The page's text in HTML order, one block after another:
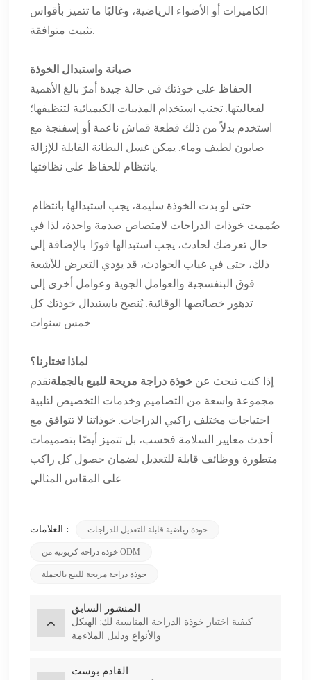
الكاميرات أو الأضواء الرياضية، وغالبًا ما تتميز بأقواس
تثبيت متوافقة.
صيانة واستبدال الخوذة
الحفاظ على خوذتك في حالة جيدة أمرٌ بالغ الأهمية
لفعاليتها. تجنب استخدام المذيبات الكيميائية لتنظيفها؛
استخدم بدلاً من ذلك قطعة قماش ناعمة أو إسفنجة مع
صابون لطيف وماء. يمكن غسل البطانة القابلة للإزالة
بانتظام للحفاظ على نظافتها.
حتى لو بدت الخوذة سليمة، يجب استبدالها بانتظام.
صُممت خوذات الدراجات لامتصاص صدمة واحدة، لذا في
حال تعرضك لحادث، يجب استبدالها فورًا. بالإضافة إلى
ذلك، حتى في غياب الحوادث، قد يؤدي التعرض للأشعة
فوق البنفسجية والعوامل الجوية وعوامل أخرى إلى
تدهور خصائصها الوقائية. يُنصح باستبدال خوذتك كل
خمس سنوات.
لماذا تختارنا؟
إذا كنت تبحث عن خوذة دراجة مريحة للبيع بالجملةنقدم
مجموعة واسعة من التصاميم وخدمات التخصيص لتلبية
احتياجات مختلف راكبي الدراجات. خوذاتنا لا تتوافق مع
أحدث معايير السلامة فحسب، بل تتميز أيضًا بتصميمات
متطورة ووظائف قابلة للتعديل لضمان حصول كل راكب
على المقاس المثالي.
العلامات : خوذة رياضية قابلة للتعديل للدراجات
خوذة دراجة كربونية من ODM
خوذة دراجة مريحة للبيع بالجملة
المنشور السابق
كيفية اختيار خوذة الدراجة المناسبة لك: الهيكل
والأنواع ودليل الملاءمة
القادم بوست